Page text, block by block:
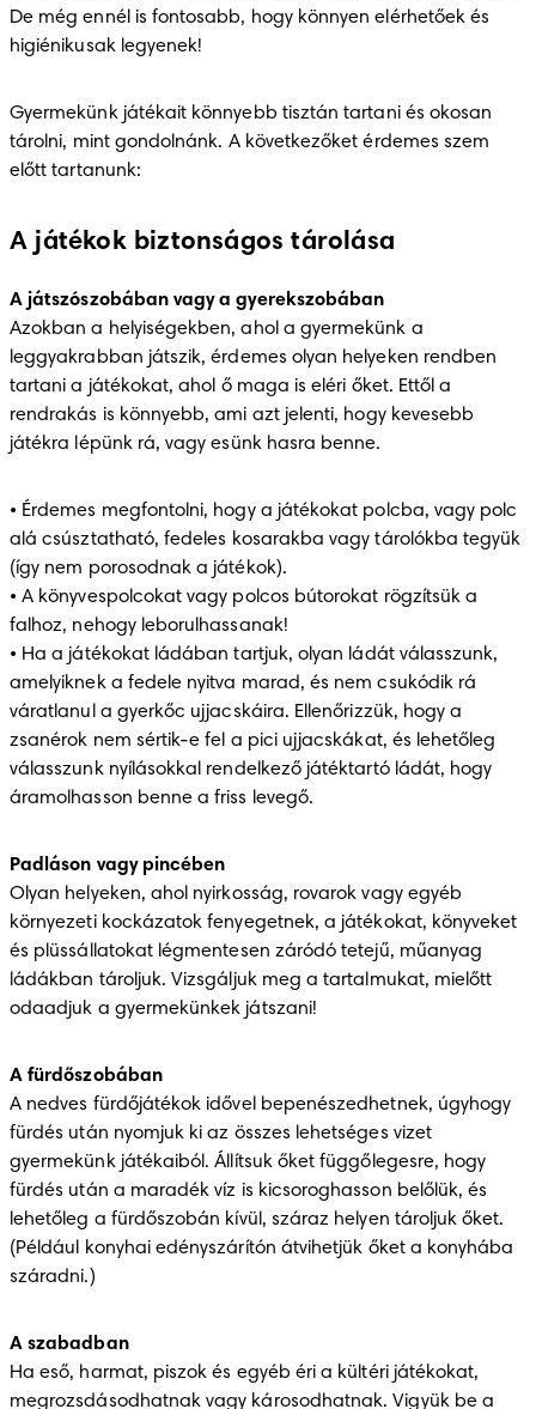
De még ennél is fontosabb, hogy könnyen elérhetőek és
higiénikusak legyenek!
Gyermekünk játékait könnyebb tisztán tartani és okosan
tárolni, mint gondolnánk. A következőket érdemes szem
előtt tartanunk:
A játékok biztonságos tárolása
A játszószobában vagy a gyerekszobában
Azokban a helyiségekben, ahol a gyermekünk a
leggyakrabban játszik, érdemes olyan helyeken rendben
tartani a játékokat, ahol ő maga is eléri őket. Ettől a
rendrakás is könnyebb, ami azt jelenti, hogy kevesebb
játékra lépünk rá, vagy esünk hasra benne.
• Érdemes megfontolni, hogy a játékokat polcba, vagy polc
alá csúsztatható, fedeles kosarakba vagy tárolókba tegyük
(így nem porosodnak a játékok).
• A könyvespolcokat vagy polcos bútorokat rögzítsük a
falhoz, nehogy leborulhassanak!
• Ha a játékokat ládában tartjuk, olyan ládát válasszunk,
amelyiknek a fedele nyitva marad, és nem csukódik rá
váratlanul a gyerkőc ujjacskáira. Ellenőrizzük, hogy a
zsanérok nem sértik-e fel a pici ujjacskákat, és lehetőleg
válasszunk nyílásokkal rendelkező játéktartó ládát, hogy
áramolhasson benne a friss levegő.
Padláson vagy pincében
Olyan helyeken, ahol nyirkosság, rovarok vagy egyéb
környezeti kockázatok fenyegetnek, a játékokat, könyveket
és plüssállatokat légmentesen záródó tetejű, műanyag
ládákban tároljuk. Vizsgáljuk meg a tartalmukat, mielőtt
odaadjuk a gyermekünkek játszani!
A fürdőszobában
A nedves fürdőjátékok idővel bepenészedhetnek, úgyhogy
fürdés után nyomjuk ki az összes lehetséges vizet
gyermekünk játékaiból. Állítsuk őket függőlegesre, hogy
fürdés után a maradék víz is kicsoroghasson belőlük, és
lehetőleg a fürdőszobán kívül, száraz helyen tároljuk őket.
(Például konyhai edényszárítón átvihetjük őket a konyhába
száradni.)
A szabadban
Ha eső, harmat, piszok és egyéb éri a kültéri játékokat,
megrozsdásodhatnak vagy károsodhatnak. Vigyük be a